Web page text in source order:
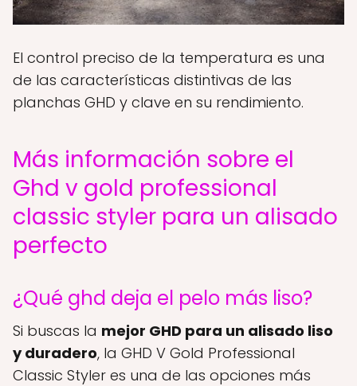
El control preciso de la temperatura es una
de las características distintivas de las
planchas GHD y clave en su rendimiento.
Más información sobre el
Ghd v gold professional
classic styler para un alisado
perfecto
¿Qué ghd deja el pelo más liso?
Si buscas la mejor GHD para un alisado liso
y duradero, la GHD V Gold Professional
Classic Styler es una de las opciones más